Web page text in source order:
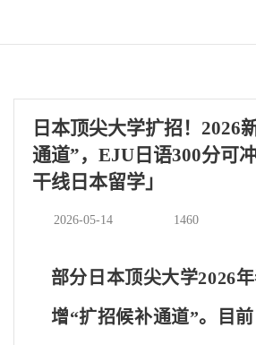
日本顶尖大学扩招！2026
通道”，EJU日语300分可
干线日本留学」
2026-05-14 1460
部分日本顶尖大学2026
增“扩招候补通道”。目